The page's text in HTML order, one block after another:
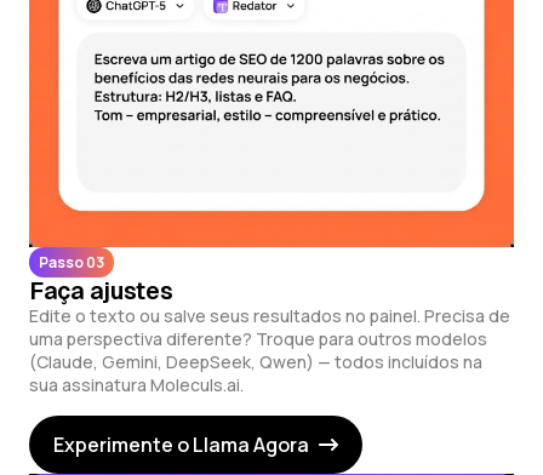
Passo 03
Faça ajustes
Edite o texto ou salve seus resultados no painel. Precisa de
uma perspectiva diferente? Troque para outros modelos
(Claude, Gemini, DeepSeek, Qwen) — todos incluídos na
sua assinatura Moleculs.ai.
Experimente o Llama Agora